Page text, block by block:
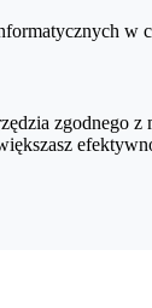
w
zgodnego z